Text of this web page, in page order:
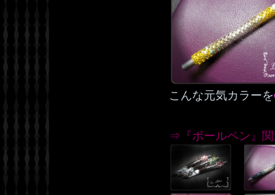
こんな元気カラーを
⇒『ボールペン』